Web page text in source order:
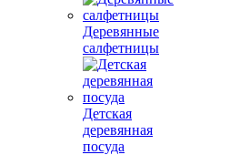
Деревянные
салфетницы
Детская
деревянная
посуда